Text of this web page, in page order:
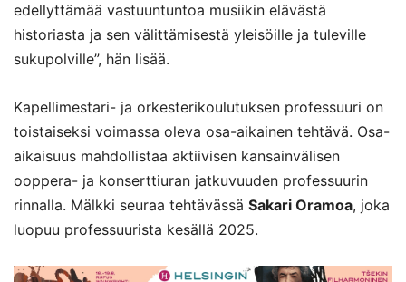
edellyttämää vastuuntuntoa musiikin elävästä
historiasta ja sen välittämisestä yleisöille ja tuleville
sukupolville”, hän lisää.
Kapellimestari- ja orkesterikoulutuksen professuuri on
toistaiseksi voimassa oleva osa-aikainen tehtävä. Osa-
aikaisuus mahdollistaa aktiivisen kansainvälisen
ooppera- ja konserttiuran jatkuvuuden professuurin
rinnalla. Mälkki seuraa tehtävässä Sakari Oramoa, joka
luopuu professuurista kesällä 2025.